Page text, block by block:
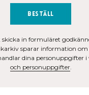
Beställ
skicka in formuläret
sparar information om
dina personuppgifter i
och personuppgifter.